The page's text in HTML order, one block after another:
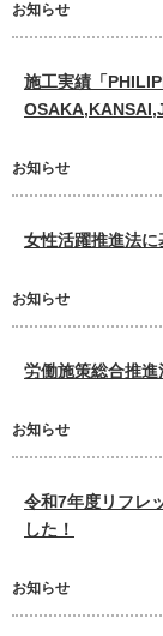
お知らせ
施工実績「
お知らせ
女性活躍推進法
お知らせ
労働施策総合推
お知らせ
令和7年度リフレ
した！
お知らせ